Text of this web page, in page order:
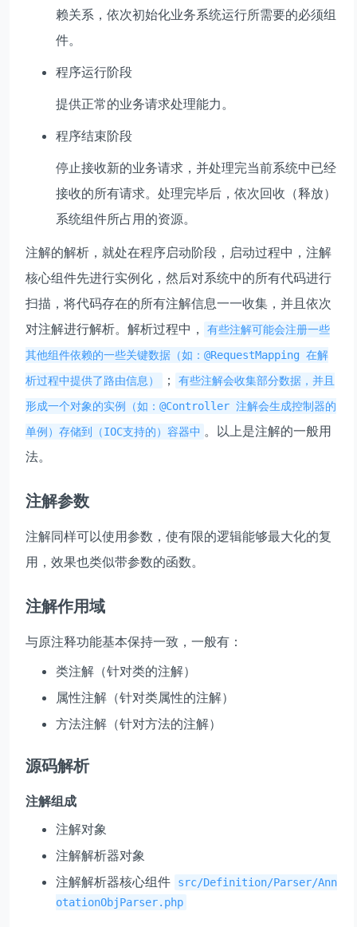
赖关系，依次初始化业务系统运行所需要的必须组
件。
程序运行阶段
提供正常的业务请求处理能力。
程序结束阶段
停止接收新的业务请求，并处理完当前系统中已经
接收的所有请求。处理完毕后，依次回收（释放）
系统组件所占用的资源。
注解的解析，就处在程序启动阶段，启动过程中，注解
核心组件先进行实例化，然后对系统中的所有代码进行
扫描，将代码存在的所有注解信息一一收集，并且依次
对注解进行解析。解析过程中，
有些注解可能会注册一些
其他组件依赖的一些关键数据（如：@RequestMapping 在解
析过程中提供了路由信息）
；
有些注解会收集部分数据，并且
形成一个对象的实例（如：@Controller 注解会生成控制器的
单例）存储到（IOC支持的）容器中 。以上是注解的一般用
法。
注解参数
注解同样可以使用参数，使有限的逻辑能够最大化的复
用，效果也类似带参数的函数。
注解作用域
与原注释功能基本保持一致，一般有：
类注解（针对类的注解）
属性注解（针对类属性的注解）
方法注解（针对方法的注解）
源码解析
注解组成
注解对象
注解解析器对象
注解解析器核心组件
src/Definition/Parser/Ann
otationObjParser.php